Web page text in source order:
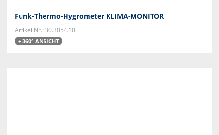
Funk-Thermo-Hygrometer KLIMA-MONITOR
Artikel Nr.: 30.3054.10
+ 360° ANSICHT